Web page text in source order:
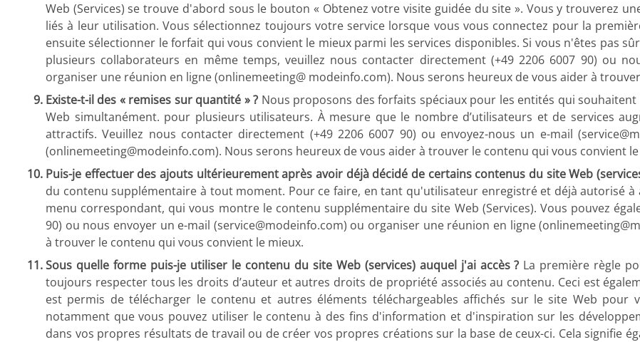
Web (Services) se trouve d'abord sous le bouton « Obtenez votre visite guidée du site ». Vous y trouverez
liés à leur utilisation. Vous sélectionnez toujours votre service lorsque vous vous connectez pour la
ensuite sélectionner le forfait qui vous convient le mieux parmi les services disponibles. Si vous n'êtes pas
plusieurs collaborateurs en même temps, veuillez nous contacter directement (+49 2206 6007 90) ou
organiser une réunion en ligne (onlinemeeting@ modeinfo.com). Nous serons heureux de vous aider à
Existe-t-il des « remises sur quantité » ? Nous proposons des forfaits spéciaux pour les entités qui
Web simultanément. pour plusieurs utilisateurs. À mesure que le nombre d’utilisateurs et de services
attractifs. Veuillez nous contacter directement (+49 2206 6007 90) ou envoyez-nous un e-mail
(onlinemeeting@modeinfo.com). Nous serons heureux de vous aider à trouver le contenu qui vous convient
Puis-je effectuer des ajouts ultérieurement après avoir déjà décidé de certains contenus du site Web
du contenu supplémentaire à tout moment. Pour ce faire, en tant qu'utilisateur enregistré et déjà autorisé à
menu correspondant, qui vous montre le contenu supplémentaire du site Web (Services). Vous pouvez
90) ou nous envoyer un e-mail (service@modeinfo.com) ou organiser une réunion en ligne
à trouver le contenu qui vous convient le mieux.
Sous quelle forme puis-je utiliser le contenu du site Web (services) auquel j'ai accès ? La première règle
toujours respecter tous les droits d’auteur et autres droits de propriété associés au contenu. Ceci est
est permis de télécharger le contenu et autres éléments téléchargeables affichés sur le site Web pour
notamment que vous pouvez utiliser le contenu à des fins d'information et d'inspiration sur les
dans vos propres résultats de travail ou de créer vos propres créations sur la base de ceux-ci. Cela signifie